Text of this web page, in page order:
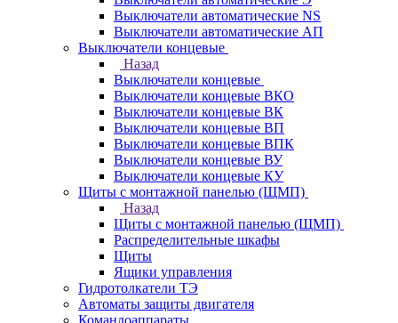
Выключатели автоматические NS
Выключатели автоматические АП
Выключатели концевые
Назад
Выключатели концевые
Выключатели концевые ВКО
Выключатели концевые ВК
Выключатели концевые ВП
Выключатели концевые ВПК
Выключатели концевые ВУ
Выключатели концевые КУ
Щиты с монтажной панелью (ЩМП)
Назад
Щиты с монтажной панелью (ЩМП)
Распределительные шкафы
Щиты
Ящики управления
Гидротолкатели ТЭ
Автоматы защиты двигателя
Командоаппараты